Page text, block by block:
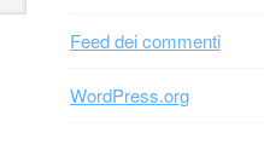
Feed dei commenti
WordPress.org